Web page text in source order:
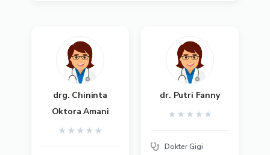
drg. Chininta
Oktora Amani
★ ★ ★ ★ ★
dr. Putri Fanny
★ ★ ★ ★ ★
Dokter Gigi